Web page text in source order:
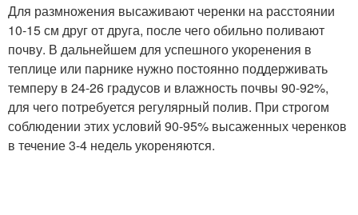
Для размножения высаживают черенки на расстоянии
10-15 см друг от друга, после чего обильно поливают
почву. В дальнейшем для успешного укоренения в
теплице или парнике нужно постоянно поддерживать
темперу в 24-26 градусов и влажность почвы 90-92%,
для чего потребуется регулярный полив. При строгом
соблюдении этих условий 90-95% высаженных черенков
в течение 3-4 недель укореняются.